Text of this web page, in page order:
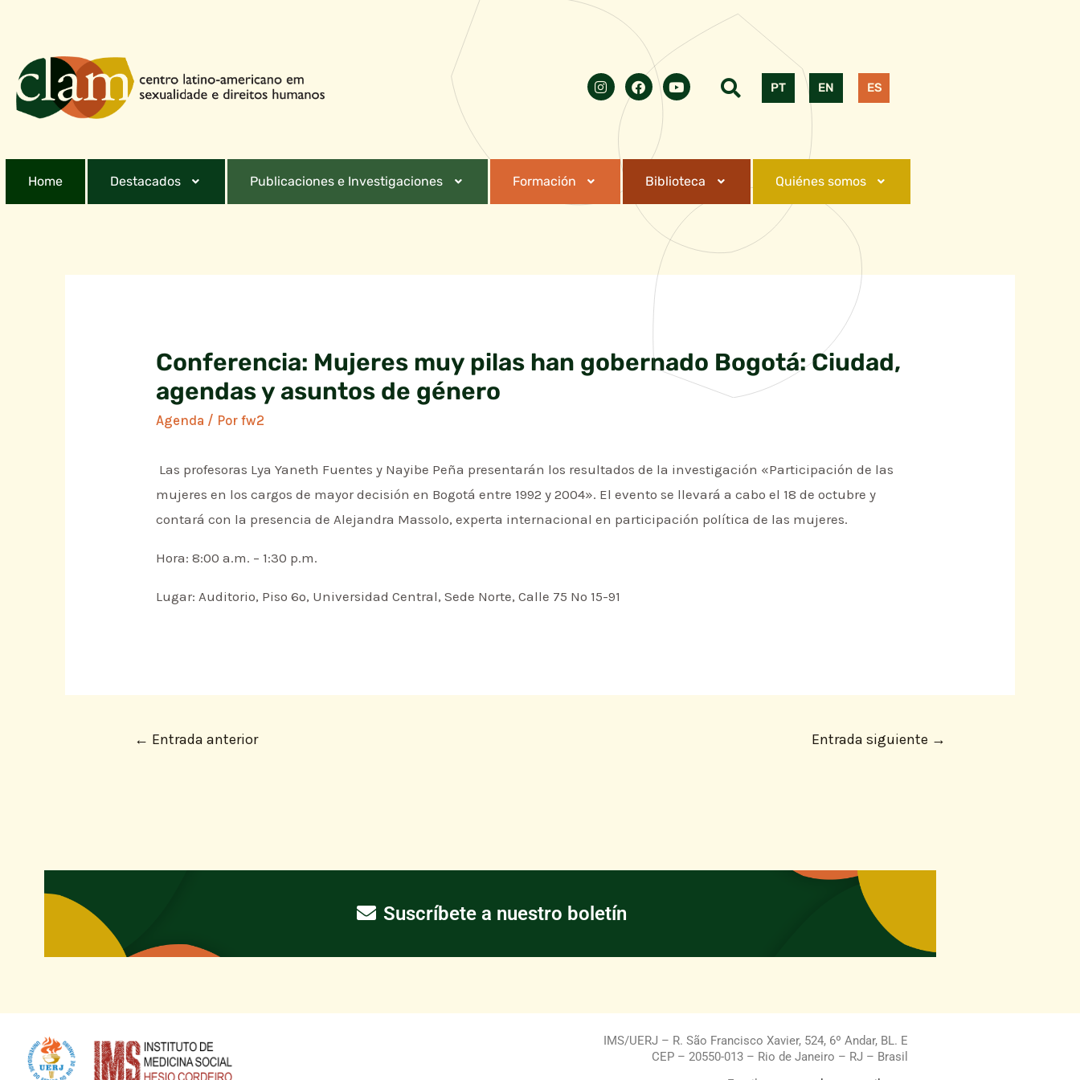
PT EN ES
Home Destacados Publicaciones e Investigaciones Formación Biblioteca Quiénes somos
Conferencia: Mujeres muy pilas han gobernado Bogotá: Ciudad,
agendas y asuntos de género
Agenda / Porfw2
Las profesoras Lya Yaneth Fuentes y Nayibe Peña presentarán los resultados de la investigación «Participación de las
mujeres en los cargos de mayor decisión en Bogotá entre 1992 y 2004». El evento se llevará a cabo el 18 de octubre y
contará con la presencia de Alejandra Massolo, experta internacional en participación política de las mujeres.
Hora: 8:00 a.m. – 1:30 p.m.
Lugar: Auditorio, Piso 6º, Universidad Central, Sede Norte, Calle 75 No 15-91
← Entrada anterior Entrada siguiente →
Suscríbete a nuestro boletín
IMS/UERJ – R. São Francisco Xavier, 524, 6º Andar, BL. E
CEP – 20550-013 – Rio de Janeiro – RJ – Brasil